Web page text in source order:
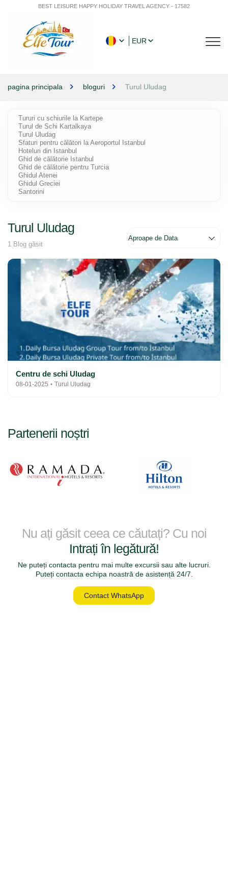
BEST LEISURE HAPPY HOLIDAY TRAVEL AGENCY - 17582
EUR
pagina principala bloguri Turul Uludag
Tururi cu schiurile la Kartepe
Turul de Schi Kartalkaya
Turul Uludag
Sfaturi pentru călători la Aeroportul Istanbul
Hoteluri din Istanbul
Ghid de călătorie Istanbul
Ghid de călătorie pentru Turcia
Ghidul Atenei
Ghidul Greciei
Santorini
Turul Uludag
1 Blog găsit
Centru de schi Uludag
08-01-2025 Turul Uludag
Partenerii noștri
Nu ați găsit ceea ce căutați? Cu noi
Intrați în legătură!
Ne puteți contacta pentru mai multe excursii sau alte lucruri.
Puteți contacta echipa noastră de asistență 24/7.
Contact WhatsApp